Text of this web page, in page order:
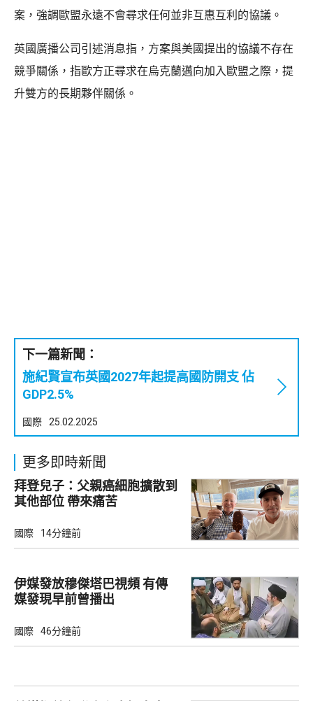
案，強調歐盟永遠不會尋求任何並非互惠互利的協議。
英國廣播公司引述消息指，方案與美國提出的協議不存在
競爭關係，指歐方正尋求在烏克蘭邁向加入歐盟之際，提
升雙方的長期夥伴關係。
下一篇新聞：
施紀賢宣布英國2027年起提高國防開支 佔
GDP2.5%
國際 25.02.2025
更多即時新聞
拜登兒子：父親癌細胞擴散到
其他部位 帶來痛苦
國際 14分鐘前
伊媒發放穆傑塔巴視頻 有傳
媒發現早前曾播出
國際 46分鐘前